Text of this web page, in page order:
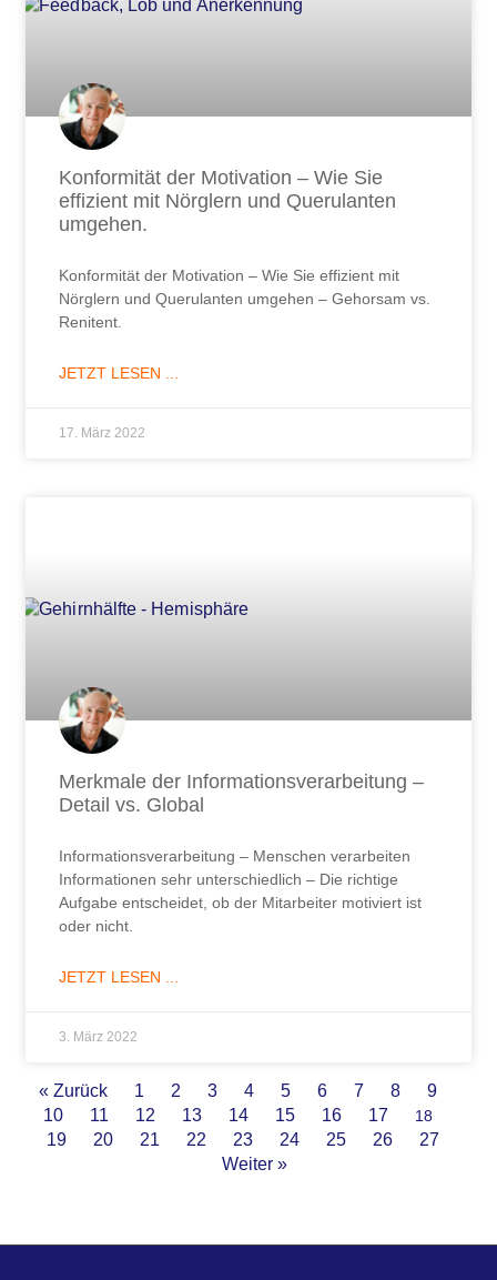
Konformität der Motivation – Wie Sie
effizient mit Nörglern und Querulanten
umgehen.
Konformität der Motivation – Wie Sie effizient mit
Nörglern und Querulanten umgehen – Gehorsam vs.
Renitent.
JETZT LESEN ...
17. März 2022
Merkmale der Informationsverarbeitung –
Detail vs. Global
Informationsverarbeitung – Menschen verarbeiten
Informationen sehr unterschiedlich – Die richtige
Aufgabe entscheidet, ob der Mitarbeiter motiviert ist
oder nicht.
JETZT LESEN ...
3. März 2022
« Zurück 1 2 3 4 5 6 7 8
9
10
11 12 13 14 15 16 17 18
19 20 21 22 23 24 25 26
27
Weiter »